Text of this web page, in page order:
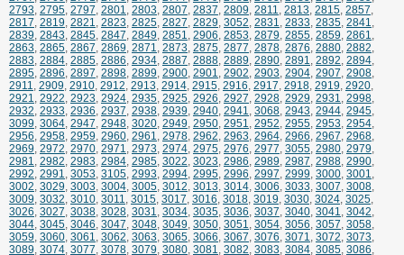
2793, 2795, 2797, 2801, 2803, 2807, 2837, 2809, 2811, 2813, 2815, 2857,
2817, 2819, 2821, 2823, 2825, 2827, 2829, 3052, 2831, 2833, 2835, 2841,
2839, 2843, 2845, 2847, 2849, 2851, 2906, 2853, 2879, 2855, 2859, 2861,
2863, 2865, 2867, 2869, 2871, 2873, 2875, 2877, 2878, 2876, 2880, 2882,
2883, 2884, 2885, 2886, 2934, 2887, 2888, 2889, 2890, 2891, 2892, 2894,
2895, 2896, 2897, 2898, 2899, 2900, 2901, 2902, 2903, 2904, 2907, 2908,
2911, 2909, 2910, 2912, 2913, 2914, 2915, 2916, 2917, 2918, 2919, 2920,
2921, 2922, 2923, 2924, 2935, 2925, 2926, 2927, 2928, 2929, 2931, 2998,
2932, 2933, 2936, 2937, 2938, 2939, 2940, 2941, 3068, 2943, 2944, 2945,
3099, 3064, 2947, 2948, 3020, 2949, 2950, 2951, 2952, 2955, 2953, 2954,
2956, 2958, 2959, 2960, 2961, 2978, 2962, 2963, 2964, 2966, 2967, 2968,
2969, 2972, 2970, 2971, 2973, 2974, 2975, 2976, 2977, 3055, 2980, 2979,
2981, 2982, 2983, 2984, 2985, 3022, 3023, 2986, 2989, 2987, 2988, 2990,
2992, 2991, 3053, 3105, 2993, 2994, 2995, 2996, 2997, 2999, 3000, 3001,
3002, 3029, 3003, 3004, 3005, 3012, 3013, 3014, 3006, 3033, 3007, 3008,
3009, 3032, 3010, 3011, 3015, 3017, 3016, 3018, 3019, 3030, 3024, 3025,
3026, 3027, 3038, 3028, 3031, 3034, 3035, 3036, 3037, 3040, 3041, 3042,
3044, 3045, 3046, 3047, 3048, 3049, 3050, 3051, 3054, 3056, 3057, 3058,
3059, 3060, 3061, 3062, 3063, 3065, 3066, 3067, 3076, 3071, 3072, 3073,
3089, 3074, 3077, 3078, 3079, 3080, 3081, 3082, 3083, 3084, 3085, 3086,